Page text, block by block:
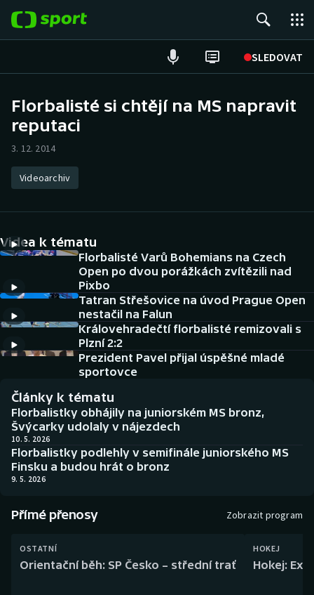
SLEDOVAT
Hokej
Atletika
DALŠÍ SPORTY
Americký fotbal
Baseball a softbal
Basketbal
Biatlon
Boby a skeleton
Box
Florbal
NEPŘEHLÉDNĚTE
Soutěže
Historické návraty
Aplikace ČT sport
AZ kvíz
Florbalisté si chtějí na MS napravit
reputaci
3. 12. 2014
Videoarchiv
Videa k tématu
Florbalisté Varů Bohemians na Czech
Open po dvou porážkách zvítězili nad
Pixbo
Tatran Střešovice na úvod Prague Open
nestačil na Falun
Královehradečtí florbalisté remizovali s
Plzní 2:2
Prezident Pavel přijal úspěšné mladé
sportovce
Články k tématu
Florbalistky obhájily na juniorském MS bronz,
Švýcarky udolaly v nájezdech
10. 5. 2026
Florbalistky podlehly v semifinále juniorského MS
Finsku a budou hrát o bronz
9. 5. 2026
Přímé přenosy Zobrazit program
OSTATNÍ
Orientační běh: SP Česko – střední trať
HOKEJ
Hokej: